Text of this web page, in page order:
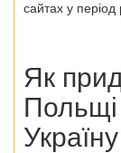
сайтах у
Як
Польщі
Україну